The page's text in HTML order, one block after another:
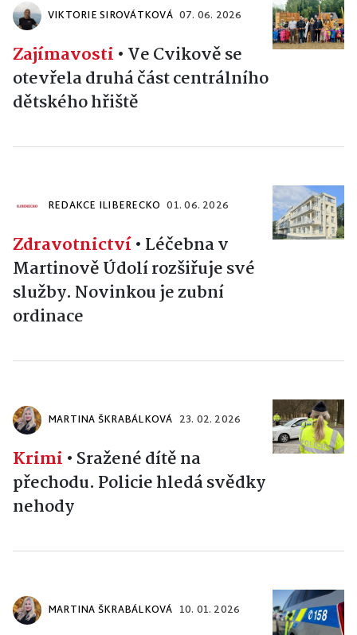
VIKTORIE SIROVÁTKOVÁ 07. 06. 2026
Zajímavosti • Ve Cvikově se
otevřela druhá část centrálního
dětského hřiště
REDAKCE ILIBERECKO 01. 06. 2026
Zdravotnictví• Léčebna v
Martinově Údolí rozšiřuje své
služby. Novinkou je zubní
ordinace
MARTINA ŠKRABÁLKOVÁ 23. 02. 2026
Krimi • Sražené dítě na
přechodu. Policie hledá svědky
nehody
MARTINA ŠKRABÁLKOVÁ 10. 01. 2026